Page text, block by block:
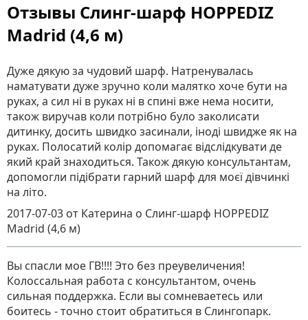
Отзывы Слинг-шарф HOPPEDIZ
Madrid (4,6 м)
Дуже дякую за чудовий шарф. Натренувалась
наматувати дуже зручно коли малятко хоче бути на
руках, а сил ні в руках ні в спині вже нема носити,
також виручав коли потрібно було заколисати
дитинку, досить швидко засинали, іноді швидже як на
руках. Полосатий колір допомагає відслідкувати де
який край знаходиться. Також дякую консультантам,
допомогли підібрати гарний шарф для моєї дівчинкі
на літо.
2017-07-03 от Катерина о Слинг-шарф HOPPEDIZ
Madrid (4,6 м)
Вы спасли мое ГВ!!!! Это без преувеличения!
Колоссальная работа с консультантом, очень
сильная поддержка. Если вы сомневаетесь или
боитесь - точно стоит обратиться в Слингопарк.